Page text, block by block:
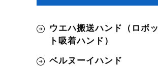
ウエハ搬送ハンド（ロボッ
ト吸着ハンド）
ベルヌーイハンド